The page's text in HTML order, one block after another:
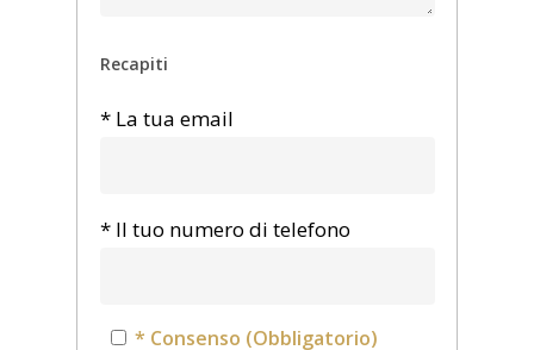
Recapiti
* La tua email
* Il tuo numero di telefono
* Consenso (Obbligatorio)